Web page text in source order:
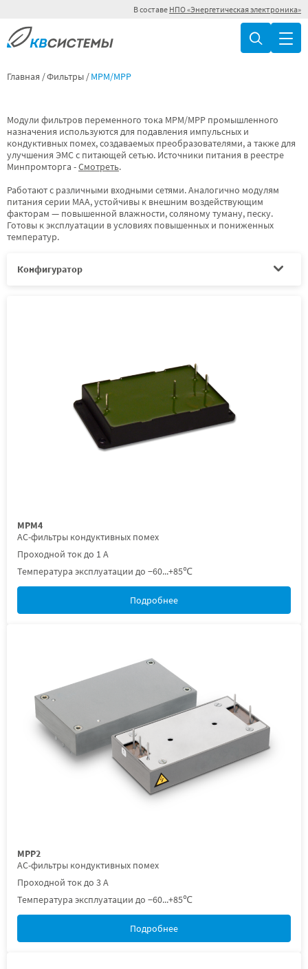
В составе НПО «Энергетическая электроника»
Главная Фильтры МРМ/МРР
Модули фильтров переменного тока МРМ/МРР промышленного
назначения используются для подавления импульсных и
кондуктивных помех, создаваемых преобразователями, а также для
улучшения ЭМС с питающей сетью. Источники питания в реестре
Минпромторга -Смотреть.
Работают с различными входными сетями. Аналогично модулям
питания серии МАА, устойчивы к внешним воздействующим
факторам — повышенной влажности, соляному туману, песку.
Готовы к эксплуатации в условиях повышенных и пониженных
температур.
Конфигуратор
МРМ4
AC-фильтры кондуктивных помех
Проходной ток до 1 А
Температура эксплуатации до −60...+85℃
Подробнее
МРР2
AC-фильтры кондуктивных помех
Проходной ток до 3 А
Температура эксплуатации до −60...+85℃
Подробнее